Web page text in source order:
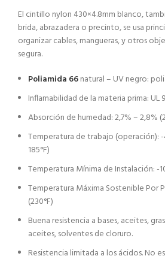
El cintillo nylon 430×4.8mm blanco,
brida, abrazadera o precinto, se usa
organizar cables, mangueras, y otros
segura.
Poliamida 66natural – UV negro:
Inflamabilidad de la materia prima: UL
Absorción de humedad: 2,7% – 2,8%
Temperatura de trabajo (operación): -
185°F)
Temperatura Mínima de Instalación: -
Temperatura Máxima Sostenible Por
(230°F)
Buena resistencia a bases, aceites,
aceites, solventes de cloruro.
Resistencia limitada a los ácidos. No